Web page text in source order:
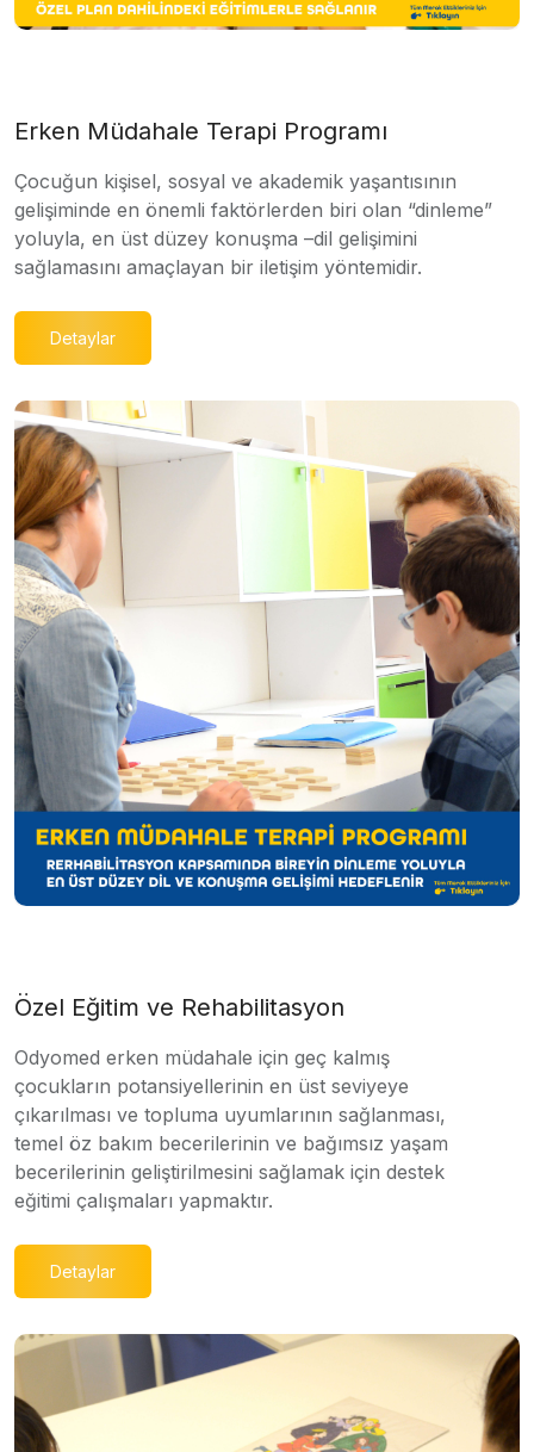
Erken Müdahale Terapi Programı
Çocuğun kişisel, sosyal ve akademik yaşantısının
gelişiminde en önemli faktörlerden biri olan “dinleme”
yoluyla, en üst düzey konuşma –dil gelişimini
sağlamasını amaçlayan bir iletişim yöntemidir.
Detaylar
Özel Eğitim ve Rehabilitasyon
Odyomed erken müdahale için geç kalmış
çocukların potansiyellerinin en üst seviyeye
çıkarılması ve topluma uyumlarının sağlanması,
temel öz bakım becerilerinin ve bağımsız yaşam
becerilerinin geliştirilmesini sağlamak için destek
eğitimi çalışmaları yapmaktır.
Detaylar